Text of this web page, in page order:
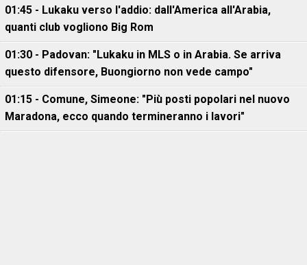
01:45 - Lukaku verso l'addio: dall'America all'Arabia,
quanti club vogliono Big Rom
01:30 - Padovan: "Lukaku in MLS o in Arabia. Se arriva
questo difensore, Buongiorno non vede campo"
01:15 - Comune, Simeone: "Più posti popolari nel nuovo
Maradona, ecco quando termineranno i lavori"